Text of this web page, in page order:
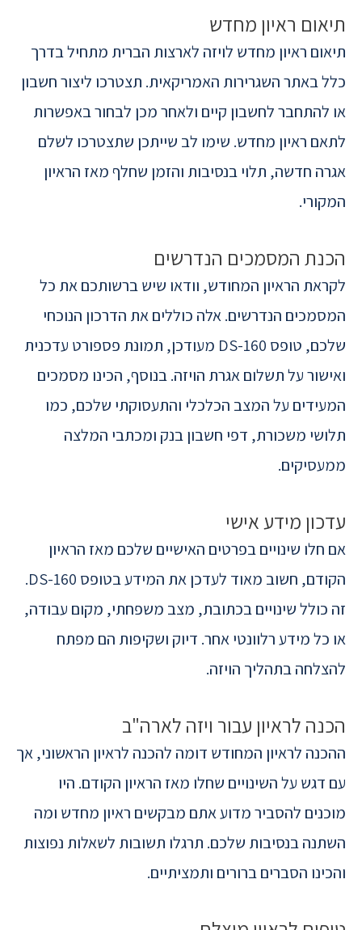
תיאום ראיון מחדש
תיאום ראיון מחדש לויזה לארצות הברית מתחיל בדרך
כלל באתר השגרירות האמריקאית. תצטרכו ליצור חשבון
או להתחבר לחשבון קיים ולאחר מכן לבחור באפשרות
לתאם ראיון מחדש. שימו לב שייתכן שתצטרכו לשלם
אגרה חדשה, תלוי בנסיבות והזמן שחלף מאז הראיון
המקורי.
הכנת המסמכים הנדרשים
לקראת הראיון המחודש, וודאו שיש ברשותכם את כל
המסמכים הנדרשים. אלה כוללים את הדרכון הנוכחי
שלכם, טופס DS-160 מעודכן, תמונת פספורט עדכנית
ואישור על תשלום אגרת הויזה. בנוסף, הכינו מסמכים
המעידים על המצב הכלכלי והתעסוקתי שלכם, כמו
תלושי משכורת, דפי חשבון בנק ומכתבי המלצה
ממעסיקים.
עדכון מידע אישי
אם חלו שינויים בפרטים האישיים שלכם מאז הראיון
הקודם, חשוב מאוד לעדכן את המידע בטופס DS-160.
זה כולל שינויים בכתובת, מצב משפחתי, מקום עבודה,
או כל מידע רלוונטי אחר. דיוק ושקיפות הם מפתח
להצלחה בתהליך הויזה.
הכנה לראיון עבור ויזה לארה"ב
ההכנה לראיון המחודש דומה להכנה לראיון הראשוני, אך
עם דגש על השינויים שחלו מאז הראיון הקודם. היו
מוכנים להסביר מדוע אתם מבקשים ראיון מחדש ומה
השתנה בנסיבות שלכם. תרגלו תשובות לשאלות נפוצות
והכינו הסברים ברורים ותמציתיים.